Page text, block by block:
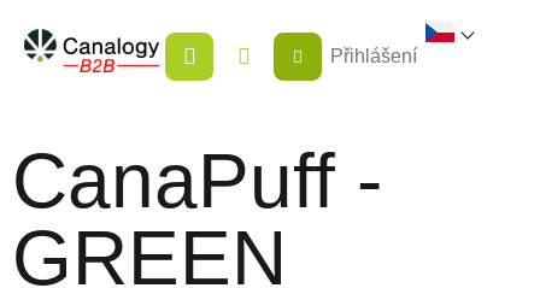
obsah
NÁKUPNÍ
KOŠÍK
Přihlášení
CanaPuff -
GREEN